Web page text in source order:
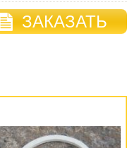
ЗАКАЗАТЬ